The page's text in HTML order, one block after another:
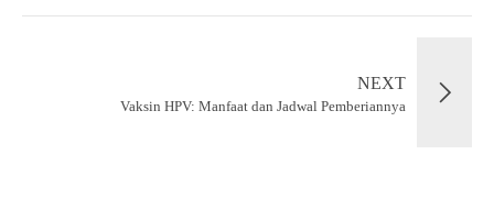
NEXT
Vaksin HPV: Manfaat dan Jadwal Pemberiannya